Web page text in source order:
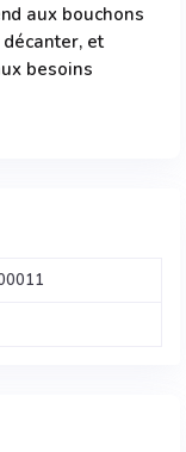
aux bouchons
et
besoins